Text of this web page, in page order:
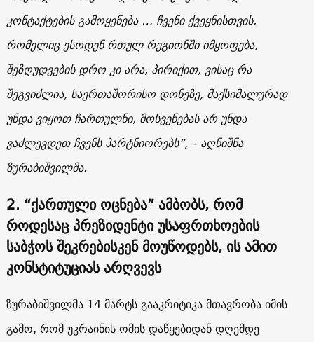
კონტაქტების გამოყენება … ჩვენი ქვეყნისთვის,
რომელიც ესოდენ რთულ რეგიონში იმყოფება,
შეზღუდვების დრო კი არა, პირიქით, ვისაც რა
შეგვიძლია, საერთაშორისო დონეზე, მაქსიმალურად
უნდა ვიყოთ ჩართულნი, მოსვენებას არ უნდა
ვაძლევდეთ ჩვენს პარტნიორებს”, – აღნიშნა
ზურაბიშვილმა.
2. “ქართული ოცნება” ამბობს, რომ
როდესაც პრეზიდენტი უსაფრთხოების
საბჭოს შეკრებისკენ მოუწოდებს, ის ამით
კონსტიტუციას არღვევს
ზურაბიშვილმა 14 მარტს გააკრიტიკა მთავრობა იმის
გამო, რომ უკრაინის ომის დაწყებიდან დღემდე